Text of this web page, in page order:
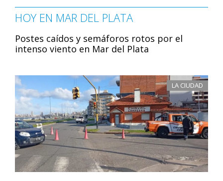
HOY EN MAR DEL PLATA
Postes caídos y semáforos rotos por el
intenso viento en Mar del Plata
LA CIUDAD